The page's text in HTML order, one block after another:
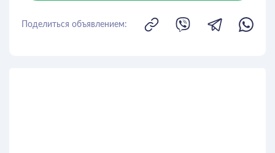
Поделиться объявлением: